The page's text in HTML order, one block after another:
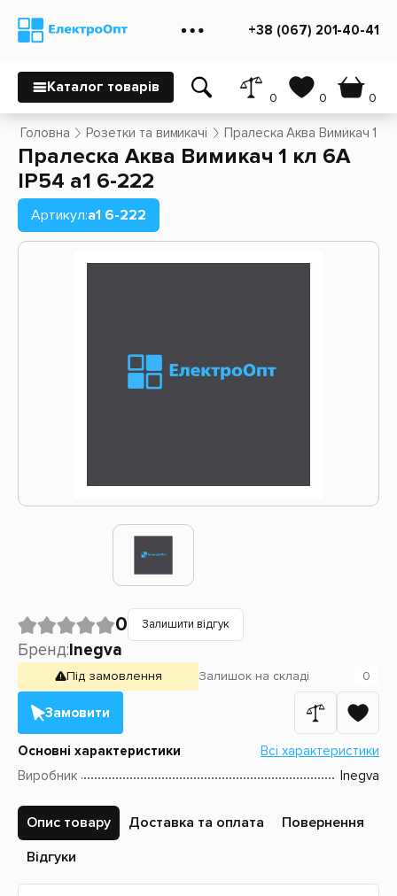
+38 (067) 201-40-41
Каталог товарів
0 0 0
Головна Розетки та вимикачі Пралеска Аква Вимикач 1
Пралеска Аква Вимикач 1 кл 6А
IP54 a1 6-222
Артикул:a1 6-222
0 Залишити відгук
Бренд:Inegva
Під замовлення Залишок на складі 0
Замовити
Основні характеристики
Всі характеристики
Виробник
Inegva
Опис товару Доставка та оплата
Повернення
Відгуки